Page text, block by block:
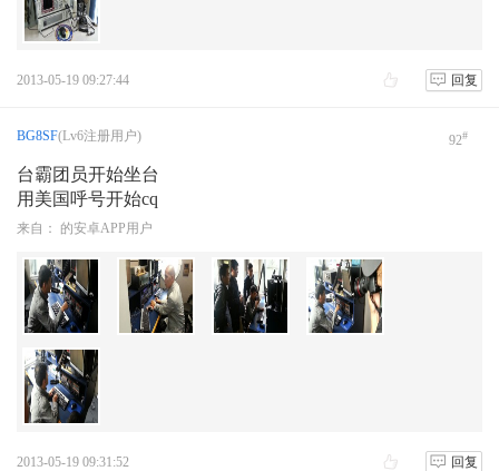
2013-05-19 09:27:44 回复
BG8SF(Lv6注册用户) 92#
台霸团员开始坐台
用美国呼号开始cq
来自： 的安卓APP用户
2013-05-19 09:31:52 回复